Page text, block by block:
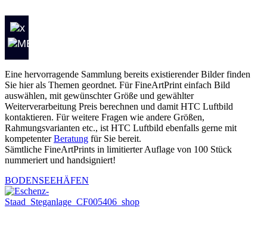
Eine hervorragende Sammlung bereits existierender Bilder finden
Sie hier als Themen geordnet. Für FineArtPrint einfach Bild
auswählen, mit gewünschter Größe und gewählter
Weiterverarbeitung Preis berechnen und damit HTC Luftbild
kontaktieren. Für weitere Fragen wie andere Größen,
Rahmungsvarianten etc., ist HTC Luftbild ebenfalls gerne mit
kompetenterBeratung für Sie bereit.
Sämtliche FineArtPrints in limitierter Auflage von 100 Stück
nummeriert und handsigniert!
BODENSEEHÄFEN